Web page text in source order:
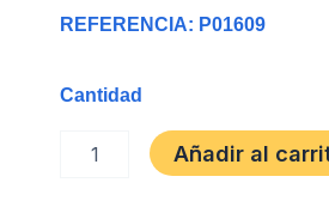
REFERENCIA: P01609
Cantidad
MARCADOR
PERMANENTE
Añadir al